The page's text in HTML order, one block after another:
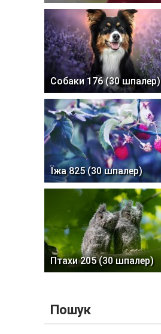
Собаки 176 (30 шпалер)
Їжа 825 (30 шпалер)
Птахи 205 (30 шпалер)
Пошук